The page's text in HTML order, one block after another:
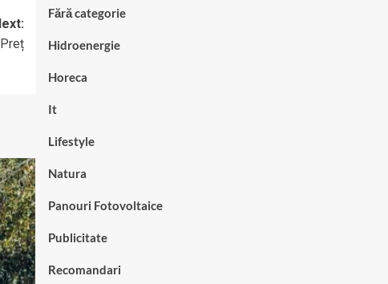
Fără categorie
Hidroenergie
Horeca
It
Lifestyle
Natura
Panouri Fotovoltaice
Publicitate
Recomandari